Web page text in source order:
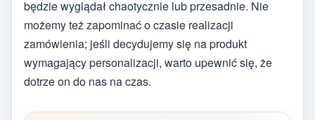
będzie wyglądał chaotycznie lub przesadnie. Nie
możemy też zapominać o czasie realizacji
zamówienia; jeśli decydujemy się na produkt
wymagający personalizacji, warto upewnić się, że
dotrze on do nas na czas.